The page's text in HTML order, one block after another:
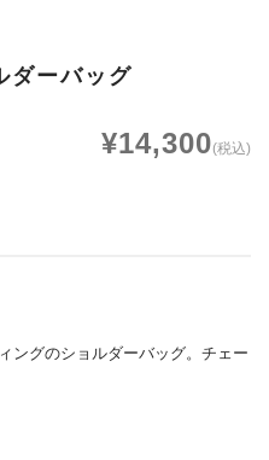
ダーバッグ
¥14,300(税込)
ングのショルダーバッグ。チェー